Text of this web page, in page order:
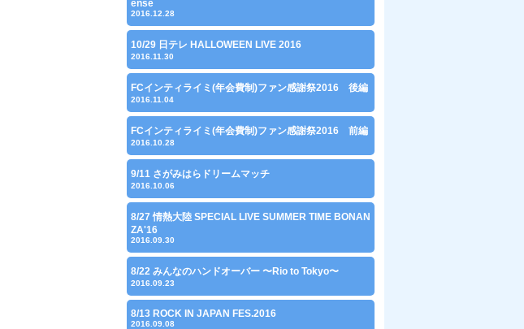
ense
2016.12.28
10/29 日テレ HALLOWEEN LIVE 2016
2016.11.30
FCインティライミ(年会費制)ファン感謝祭2016 後編
2016.11.04
FCインティライミ(年会費制)ファン感謝祭2016 前編
2016.10.28
9/11 さがみはらドリームマッチ
2016.10.06
8/27 情熱大陸 SPECIAL LIVE SUMMER TIME BONAN
ZA'16
2016.09.30
8/22 みんなのハンドオーバー 〜Rio to Tokyo〜
2016.09.23
8/13 ROCK IN JAPAN FES.2016
2016.09.08